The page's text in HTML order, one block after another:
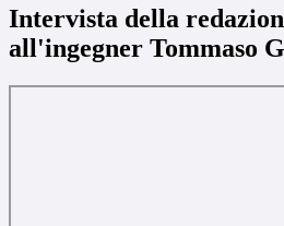
Intervista della
all'ingegner Tommaso